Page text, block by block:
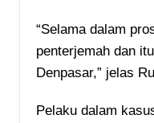
“Selama dalam
penterjemah dan
Denpasar,” jelas
Pelaku dalam